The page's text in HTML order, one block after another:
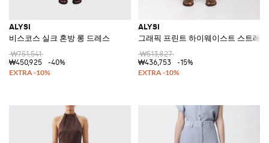
ALYSI
비스코스 실크 혼방 롱 드레스
₩751,541
₩450,925
-40%
ALYSI
그래픽 프린트 하이웨이스트 스트레
₩513,827
₩436,753
-15%